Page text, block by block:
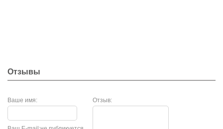
Отзывы
Ваше имя: Отзыв: